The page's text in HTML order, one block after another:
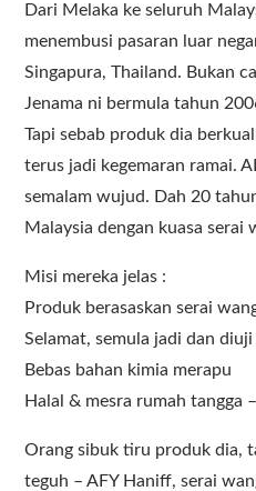
Dari Melaka ke seluruh
menembusi pasaran luar
Singapura, Thailand. Bukan
Jenama ni bermula tahun
Tapi sebab produk dia
terus jadi kegemaran ramai.
semalam wujud. Dah 20
Malaysia dengan kuasa serai
Misi mereka jelas :
Produk berasaskan serai
Selamat, semula jadi dan diuji
Bebas bahan kimia merapu
Halal & mesra rumah tangga
Orang sibuk tiru produk dia,
teguh – AFY Haniff, serai